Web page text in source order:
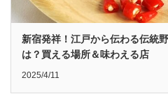
新宿発祥！江戸から伝わる伝統
は？買える場所＆味わえる店
2025/4/11